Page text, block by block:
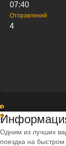
07:40
Отправлений
4
1
2
Одним из лучших
поездка на